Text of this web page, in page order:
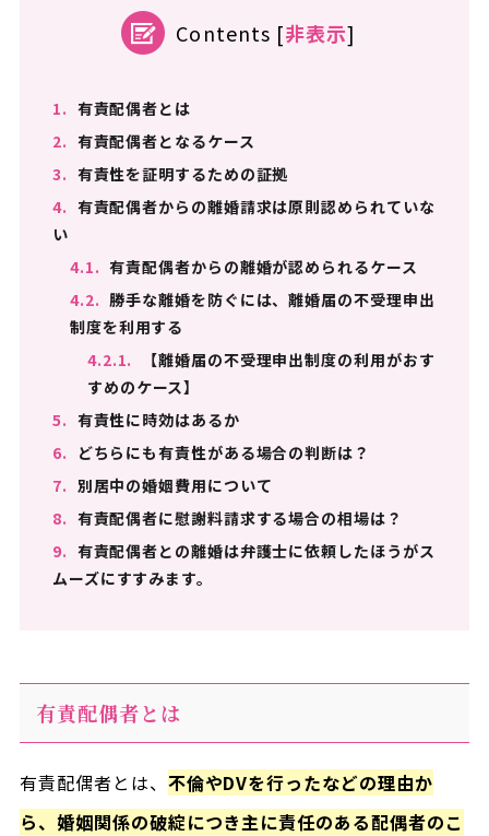
Contents [非表示]
1. 有責配偶者とは
2. 有責配偶者となるケース
3. 有責性を証明するための証拠
4. 有責配偶者からの離婚請求は原則認められていな
い
4.1. 有責配偶者からの離婚が認められるケース
4.2. 勝手な離婚を防ぐには、離婚届の不受理申出
制度を利用する
4.2.1.
【離婚届の不受理申出制度の利用がおす
すめのケース】
5. 有責性に時効はあるか
6.
どちらにも有責性がある場合の判断は？
7. 別居中の婚姻費用について
8. 有責配偶者に慰謝料請求する場合の相場は？
9. 有責配偶者との離婚は弁護士に依頼したほうがス
ムーズにすすみます。
有責配偶者とは
有責配偶者とは、 不倫やDVを行ったなどの理由か
ら、婚姻関係の破綻につき主に責任のある配偶者のこ